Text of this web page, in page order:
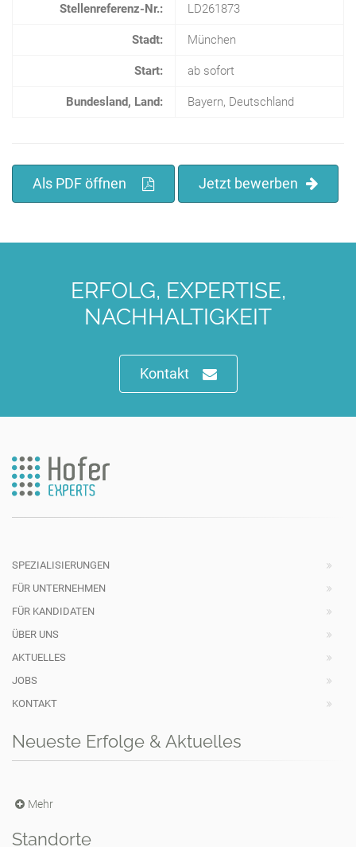
Stellenreferenz-Nr.: LD261873
Stadt: München
Start: ab sofort
Bundesland, Land: Bayern, Deutschland
Als PDF öffnen Jetzt bewerben
ERFOLG, EXPERTISE,
NACHHALTIGKEIT
Kontakt
SPEZIALISIERUNGEN
FÜR UNTERNEHMEN
FÜR KANDIDATEN
ÜBER UNS
AKTUELLES
JOBS
KONTAKT
Neueste Erfolge & Aktuelles
Mehr
Standorte